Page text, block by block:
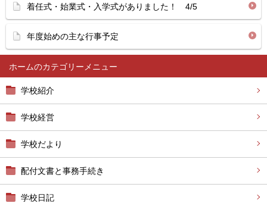
ホーム
学校紹介
学校経営
学校だより
配付文書と事務手続き
学校日記
着任式・始業式・入学式がありました！ 4/5
年度始めの主な行事予定